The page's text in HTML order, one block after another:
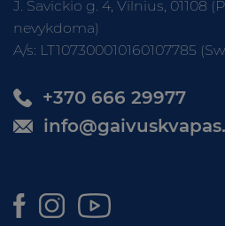
on
product
J. Savickio g. 4, Vilnius, 01108
nevykdoma)
A/s: LT107300010160107785
+370 666 29977